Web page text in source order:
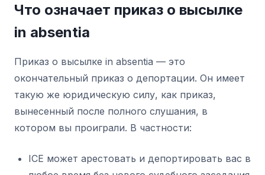
Что означает приказ о высылке
in absentia
Приказ о высылке in absentia — это
окончательный приказ о депортации. Он имеет
такую же юридическую силу, как приказ,
вынесенный после полного слушания, в
котором вы проиграли. В частности:
ICE может арестовать и депортировать вас в